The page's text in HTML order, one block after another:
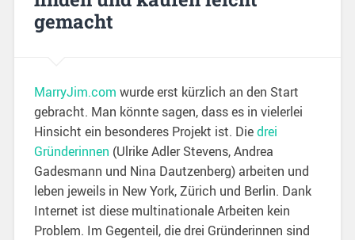
gemacht
MarryJim.com wurde erst kürzlich an den Start
gebracht. Man könnte sagen, dass es in vielerlei
Hinsicht ein besonderes Projekt ist. Diedrei
Gründerinnen (Ulrike Adler Stevens, Andrea
Gadesmann und Nina Dautzenberg) arbeiten und
leben jeweils in New York, Zürich und Berlin. Dank
Internet ist diese multinationale Arbeiten kein
Problem. Im Gegenteil, die drei Gründerinnen sind